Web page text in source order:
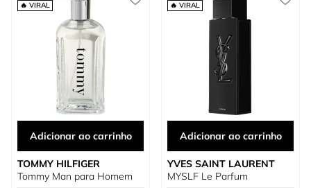
🔥 VIRAL
Adicionar ao carrinho
TOMMY HILFIGER
Tommy Man para Homem
🔥 VIRAL
Adicionar ao carrinho
YVES SAINT LAURENT
MYSLF Le Parfum